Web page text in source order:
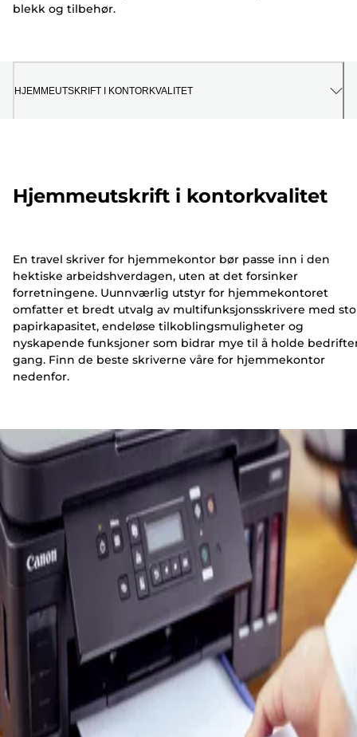
blekk og tilbehør.
HJEMMEUTSKRIFT I KONTORKVALITET
Hjemmeutskrift i kontorkvalitet
En travel skriver for hjemmekontor bør passe inn i den
hektiske arbeidshverdagen, uten at det forsinker
forretningene. Uunnværlig utstyr for hjemmekontoret
omfatter et bredt utvalg av multifunksjonsskrivere med
papirkapasitet, endeløse tilkoblingsmuligheter og
nyskapende funksjoner som bidrar mye til å holde
gang. Finn de beste skriverne våre for hjemmekontor
nedenfor.